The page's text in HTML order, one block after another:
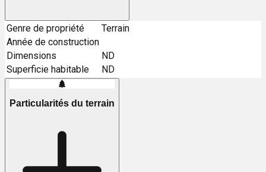
Genre de propriété
Terrain
Année de construction
Dimensions
ND
Superficie habitable
ND
Particularités du terrain